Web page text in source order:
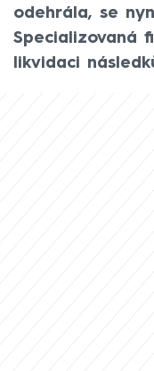
odehrála, se
Specializovaná
likvidaci